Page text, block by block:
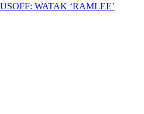
WATAK ‘RAMLEE’